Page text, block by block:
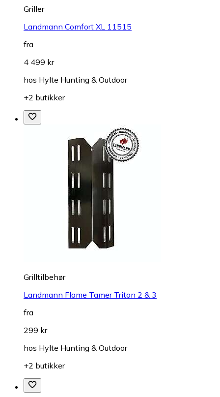
Griller
Landmann Comfort XL 11515
fra
4 499 kr
hos Hylte Hunting & Outdoor
+2 butikker
Grilltilbehør
Landmann Flame Tamer Triton 2 & 3
fra
299 kr
hos Hylte Hunting & Outdoor
+2 butikker